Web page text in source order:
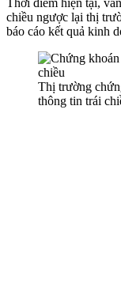
chiều ngược lại thị
báo cáo kết quả kinh
Thị trường
thông tin trái